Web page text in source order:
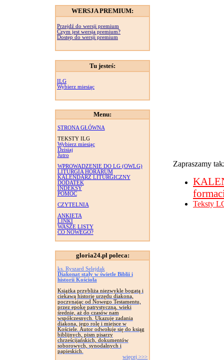
WERSJA PREMIUM:
Przejdź do wersji premium
Czym jest wersja premium?
Dostęp do wersji premium
Tu jesteś:
ILG
Wybierz miesiąc
Menu:
STRONA GŁÓWNA
TEKSTY ILG
Wybierz miesiąc
Dzisiaj
Jutro
WPROWADZENIE DO LG (OWLG)
LITURGIA HORARUM
KALENDARZ LITURGICZNY
DODATEK
INDEKSY
POMOC
CZYTELNIA
ANKIETA
LINKI
WASZE LISTY
CO NOWEGO?
gloria24.pl poleca:
ks. Ryszard Selejdak
Diakonat stały w świetle Biblii i
historii Kościoła
Książka przybliża niezwykle bogatą i
ciekawą historię urzędu diakona,
poczynając od Nowego Testamentu,
przez epokę patrystyczną, wieki
średnie, aż do czasów nam
współczesnych. Ukazuje zadania
diakona, jego rolę i miejsce w
Kościele. Autor odwołuje się do ksiąg
biblijnych, pism pisarzy
chrześcijańskich, dokumentów
soborowych, synodalnych i
papieskich.
więcej >>>
Zapraszamy
Teksty